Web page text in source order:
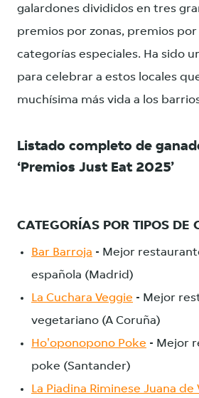
galardones divididos en tres
premios por zonas, premios
categorías especiales. Ha sido
para celebrar a estos locales
muchísima más vida a los
Listado completo de
‘Premios Just Eat 2025’
CATEGORÍAS POR TIPOS DE
Bar Barroja - Mejor
española (Madrid)
La Cuchara Veggie - Mejor
vegetariano (A Coruña)
Ho'oponopono Poke - Mejor
poke (Santander)
La Piadina Riminese Juana de